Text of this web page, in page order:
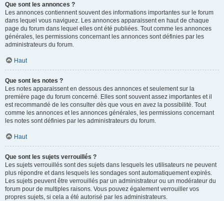
Que sont les annonces ?
Les annonces contiennent souvent des informations importantes sur le forum
dans lequel vous naviguez. Les annonces apparaissent en haut de chaque
page du forum dans lequel elles ont été publiées. Tout comme les annonces
générales, les permissions concernant les annonces sont définies par les
administrateurs du forum.
Haut
Que sont les notes ?
Les notes apparaissent en dessous des annonces et seulement sur la
première page du forum concerné. Elles sont souvent assez importantes et il
est recommandé de les consulter dès que vous en avez la possibilité. Tout
comme les annonces et les annonces générales, les permissions concernant
les notes sont définies par les administrateurs du forum.
Haut
Que sont les sujets verrouillés ?
Les sujets verrouillés sont des sujets dans lesquels les utilisateurs ne peuvent
plus répondre et dans lesquels les sondages sont automatiquement expirés.
Les sujets peuvent être verrouillés par un administrateur ou un modérateur du
forum pour de multiples raisons. Vous pouvez également verrouiller vos
propres sujets, si cela a été autorisé par les administrateurs.